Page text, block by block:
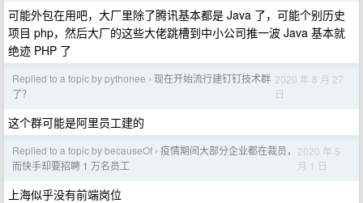
可能外包在用吧，大厂里除了腾讯基本都是 Java 了，可能个别历史
项目 php，然后大厂的这些大佬跳槽到中小公司推一波 Java 基本就
绝迹 PHP 了
Replied to a topic by pythonee › 现在开始流行建钉钉技术群
了？
2020 年 8 月 27
日
这个群可能是阿里员工建的
Replied to a topic by becauseOf › 疫情期间大部分企业都在裁员，
而快手却要招聘 1 万名员工
2020 年 5
月 1 日
上海似乎没有前端岗位